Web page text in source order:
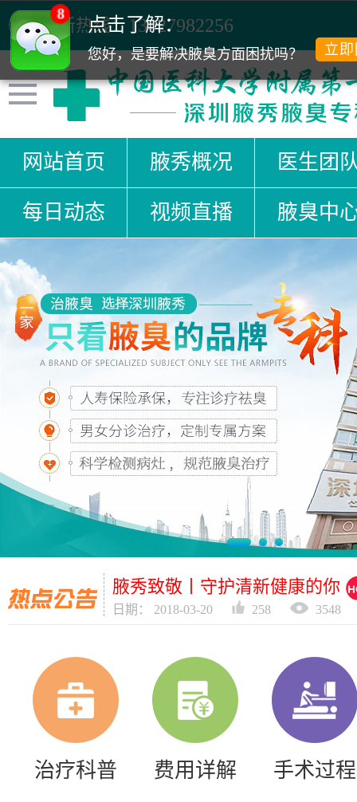
清新热线： 13027982256
网站首页 腋秀概况 医生团
每日动态 视频直播 腋臭中
腋秀暖心周 | 双旦暖心咖啡，
日期： 2018-01-01 556 2697
腋秀致敬丨守护清新健康的你
258 3548
腋秀暖心周 | 双旦暖心咖啡，
日期： 2018-01-01 556 2697
腋秀致敬丨守护清新健康的你
日期： 2018-03-20 258 3548
治疗科普 费用详解 手术过程
8
点击了解：
您好，是要解决腋臭方面困扰吗？ 立